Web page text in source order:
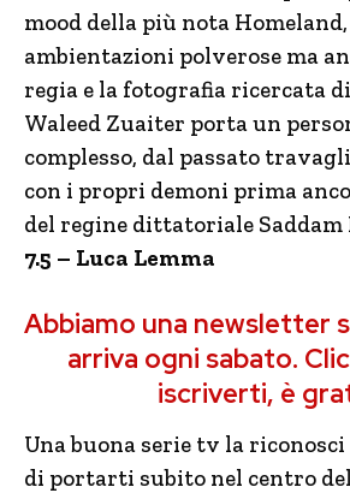
mood della più nota
ambientazioni polverose ma
regia e la fotografia ricercata
Waleed Zuaiter porta un
complesso, dal passato
con i propri demoni prima
del regine dittatoriale Saddam
7.5 – Luca Lemma
Abbiamo una newsletter
arriva ogni sabato.
iscriverti, è
Una buona serie tv la
di portarti subito nel centro